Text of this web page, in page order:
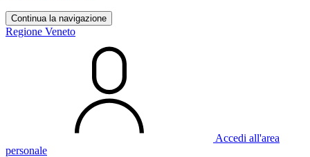
Continua la navigazione
Regione Veneto
Accedi all'area
personale